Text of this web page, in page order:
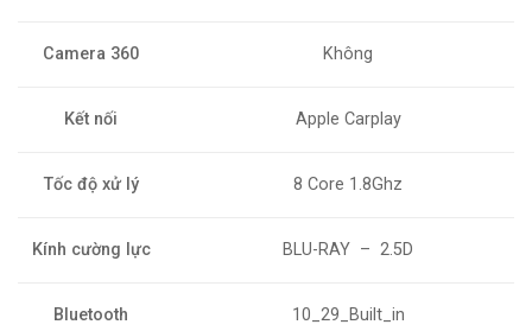
Camera 360 Không
Kết nối Apple Carplay
Tốc độ xử lý 8 Core 1.8Ghz
Kính cường lực BLU-RAY – 2.5D
Bluetooth 10_29_Built_in